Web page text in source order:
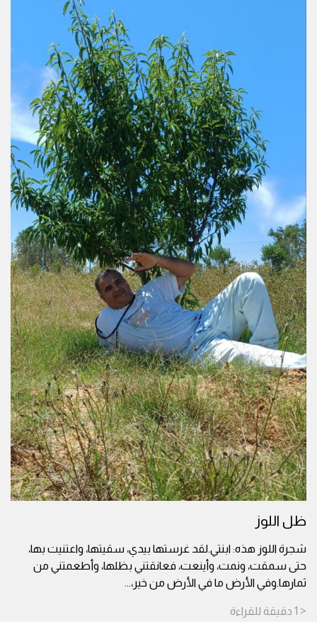
ظل اللوز
شجرة اللوز هذه: ابنتي.لقد غرستها بيدي، سقيتها، واعتنيت بها،
حتى سمقت، ونمت، وأينعت، فعانقتني بظلها، وأطعمتني من
ثمارها.وفي الأرض ما في الأرض من خير،...
< 1 دقيقة للقراءة